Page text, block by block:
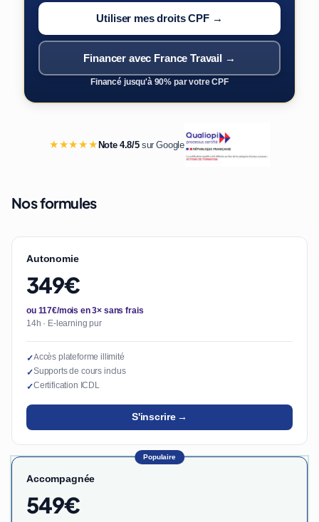
Utiliser mes droits CPF →
Financer avec France Travail →
Financé jusqu'à 90% par votre CPF
★★★★★Note 4.8/5sur Google
Nos formules
Autonomie
349€
ou 117€/mois en 3× sans frais
14h · E-learning pur
✓Accès plateforme illimité
✓Supports de cours inclus
✓Certification ICDL
S'inscrire →
Populaire
Accompagnée
549€